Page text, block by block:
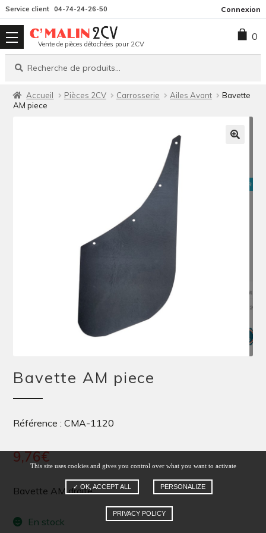
la
navigation
contenu
Service client 04-74-24-26-50 Connexion
Vente de pièces détachées pour 2CV
Recherche
Recherche
0
Accueil Pièces 2CV Carrosserie Ailes Avant
Bavette
AM piece
Bavette AM piece
Référence : CMA-1120
9,76€
Bavette AM droite
En stock
This site uses cookies and gives you control over what you want to activate
✓ OK, ACCEPT ALL PERSONALIZE
PRIVACY POLICY